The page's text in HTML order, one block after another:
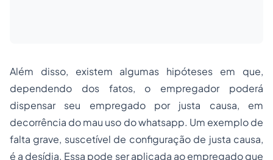
Além disso, existem algumas hipóteses em que,
dependendo dos fatos, o empregador poderá
dispensar seu empregado por justa causa, em
decorrência do mau uso dowhatsapp. Um exemplo de
falta grave, suscetível de configuração de justa causa,
é a desídia. Essa pode ser aplicada ao empregado que